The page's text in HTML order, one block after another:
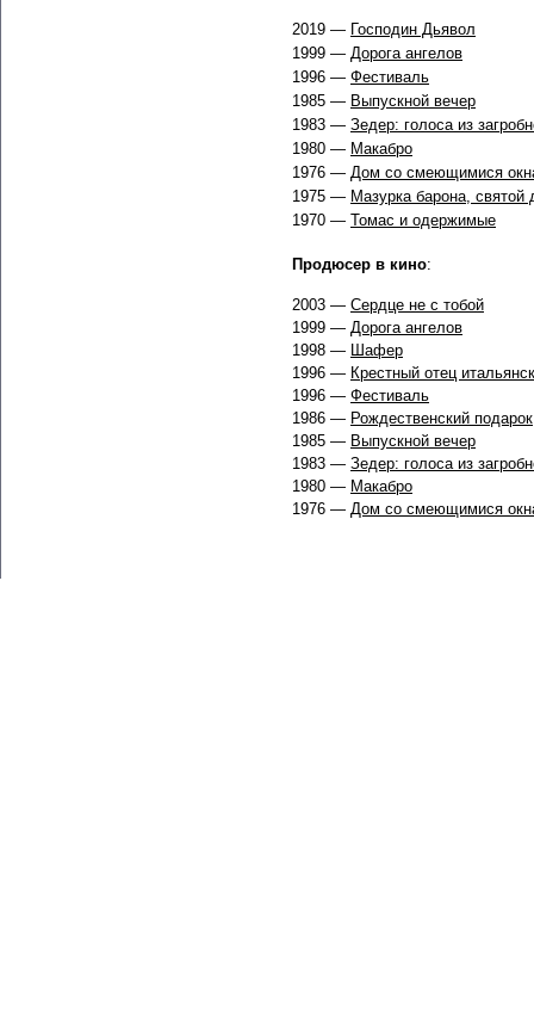
2019 — Господин Дьявол
1999 — Дорога ангелов
1996 — Фестиваль
1985 — Выпускной вечер
1983 — Зедер: голоса из
1980 — Макабро
1976 — Дом со смеющимися
1975 — Мазурка барона,
1970 — Томас и одержимые
Продюсер в кино:
2003 — Сердце не с тобой
1999 — Дорога ангелов
1998 — Шафер
1996 — Крестный отец
1996 — Фестиваль
1986 — Рождественский подарок
1985 — Выпускной вечер
1983 — Зедер: голоса из
1980 — Макабро
1976 — Дом со смеющимися